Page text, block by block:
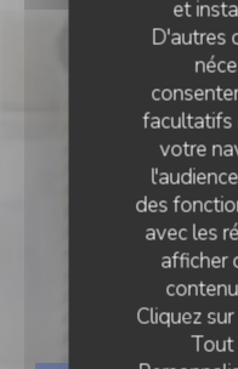
et
D'autres
facultatifs
votre
des
avec les
afficher
Cliquez
Tout